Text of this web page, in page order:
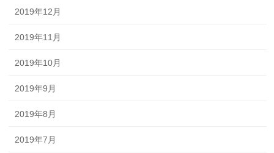
2019年12月
2019年11月
2019年10月
2019年9月
2019年8月
2019年7月